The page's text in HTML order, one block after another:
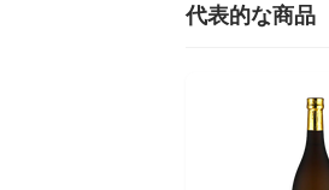
代表的な商品